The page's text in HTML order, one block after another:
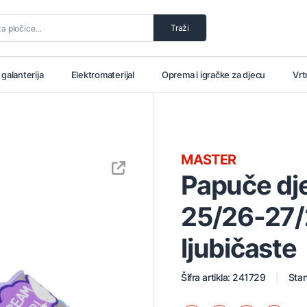
Traži
Elektromaterijal Oprema i igračke za djecu
Papuče
25/26-
ljubičaste
MASTER
Šifra artikla: 241729